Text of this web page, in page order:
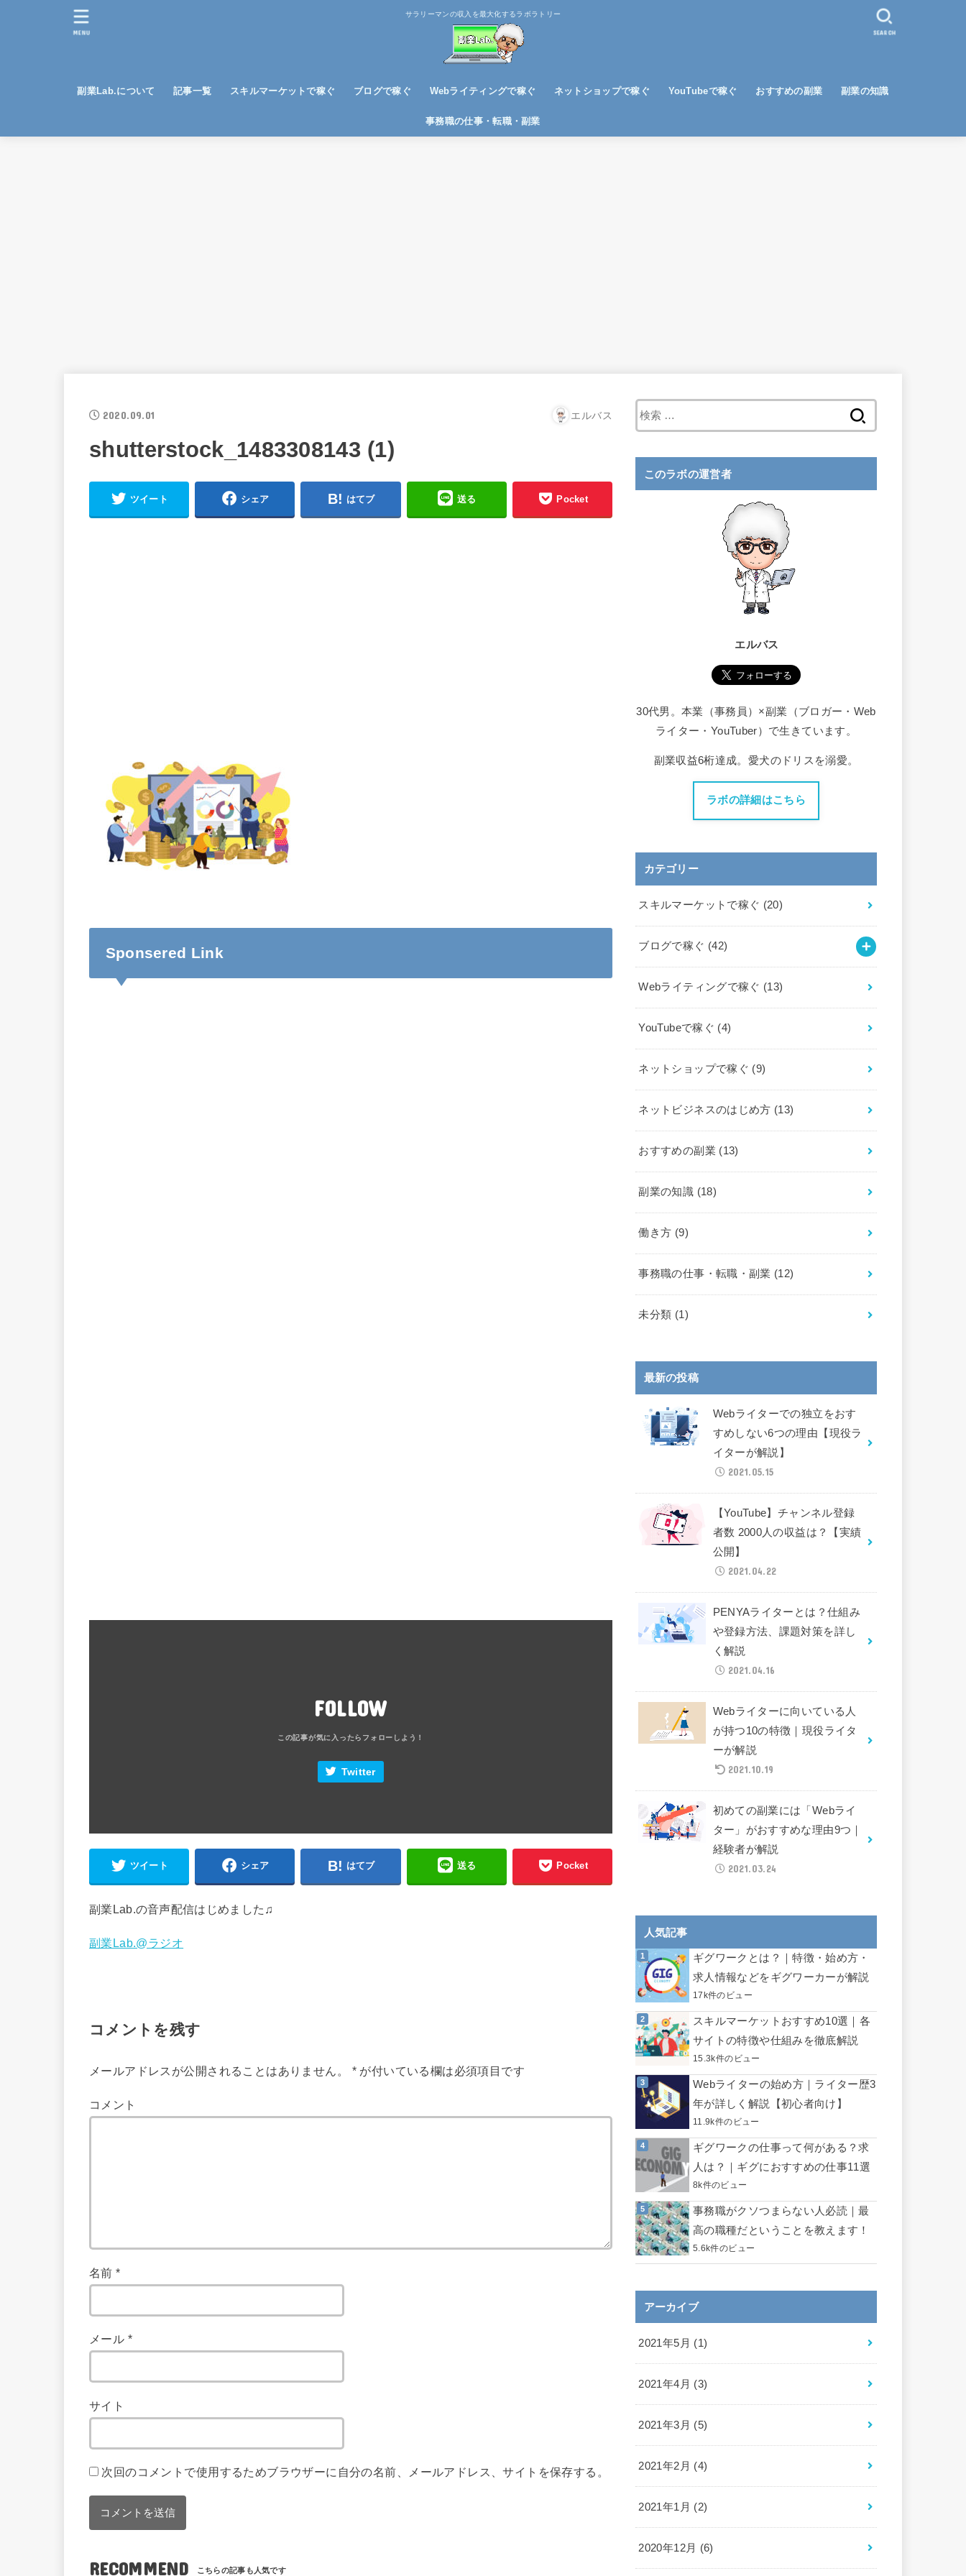
サラリーマンの収入を最大化するラボラトリー
副業Lab.について 記事一覧 スキルマーケットで稼ぐ ブログで稼ぐ
アフィリエイトで稼ぐ
Webライティングで稼ぐ ネットショップで稼ぐ YouTubeで稼ぐ おすすめの副業 副業の知識
事務職の仕事・転職・副業
SEARCH
MENU
2020.09.01 エルバス
shutterstock_1483308143 (1)
ツイート シェア はてブ 送る Pocket
Sponsered Link
FOLLOW
Twitter
ツイート シェア はてブ 送る Pocket
副業Lab.の音声配信はじめました♫
副業Lab.@ラジオ
コメントを残す
メールアドレスが公開されることはありません。 *が付いている欄は必須項目です
コメント
名前*
メール *
サイト
次回のコメントで使用するためブラウザーに自分の名前、メールアドレス、サイトを保存する。
RECOMMEND
索
このラボの運営者
エルバス
30代男。本業（事務員）×副業（ブロガー・Web
ライター・YouTuber）で生きています。
副業収益6桁達成。愛犬のドリスを溺愛。
ラボの詳細はこちら
カテゴリー
スキルマーケットで稼ぐ (20)
ブログで稼ぐ (42)
Webライティングで稼ぐ (13)
YouTubeで稼ぐ (4)
ネットショップで稼ぐ (9)
ネットビジネスのはじめ方 (13)
おすすめの副業 (13)
副業の知識 (18)
働き方 (9)
事務職の仕事・転職・副業 (12)
未分類 (1)
最新の投稿
Webライターでの独立をおす
すめしない6つの理由【現役ラ
イターが解説】
2021.05.15
【YouTube】チャンネル登録
者数 2000人の収益は？【実績
公開】
2021.04.22
PENYAライターとは？仕組み
や登録方法、課題対策を詳し
く解説
2021.04.16
Webライターに向いている人
が持つ10の特徴｜現役ライタ
ーが解説
2021.10.19
初めての副業には「Webライ
ター」がおすすめな理由9つ｜
経験者が解説
2021.03.24
人気記事
ギグワークとは？｜特徴・始め方・
求人情報などをギグワーカーが解説
17k件のビュー
スキルマーケットおすすめ10選｜各
サイトの特徴や仕組みを徹底解説
15.3k件のビュー
Webライターの始め方｜ライター歴3
年が詳しく解説【初心者向け】
11.9k件のビュー
ギグワークの仕事って何がある？求
人は？｜ギグにおすすめの仕事11選
8k件のビュー
事務職がクソつまらない人必読｜最
高の職種だということを教えます！
5.6k件のビュー
アーカイブ
2021年5月 (1)
2021年4月 (3)
2021年3月 (5)
2021年2月 (4)
2021年1月 (2)
2020年12月 (6)